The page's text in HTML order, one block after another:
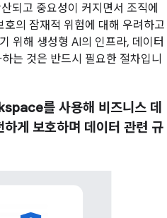
되고 중요성이 커지면서 조직에
의 잠재적 위험에 대해 우려하고
위해 생성형 AI의 인프라, 데이터
는 것은 반드시 필요한 절차입니
를 사용해 비즈니스 데
게 보호하며 데이터 관련 규